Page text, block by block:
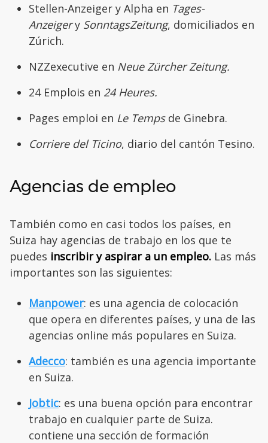
Stellen-Anzeiger y Alpha en Tages-
Anzeigery SonntagsZeitung, domiciliados en
Zúrich.
NZZexecutive en Neue Zürcher Zeitung.
24 Emplois en 24 Heures.
Pages emploi en Le Tempsde Ginebra.
Corriere del Ticino, diario del cantón Tesino.
Agencias de empleo
También como en casi todos los países, en
Suiza hay agencias de trabajo en los que te
puedes inscribir y aspirar a un empleo. Las más
importantes son las siguientes:
Manpower: es una agencia de colocación
que opera en diferentes países, y una de las
agencias online más populares en Suiza.
Adecco: también es una agencia importante
en Suiza.
Jobtic: es una buena opción para encontrar
trabajo en cualquier parte de Suiza.
contiene una sección de formación